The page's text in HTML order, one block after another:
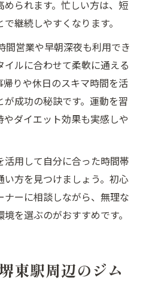
られます。忙しい方は、短
継続しやすくなります。
間営業や早朝深夜も利用でき
ルに合わせて柔軟に通える
りや休日のスキマ時間を活
成功の秘訣です。運動を習
ダイエット効果も実感しや
用して自分に合った時間帯
方を見つけましょう。初心
ーに相談しながら、無理な
を選ぶのがおすすめです。
東駅周辺のジム